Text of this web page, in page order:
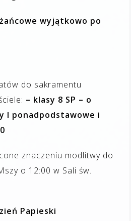
wyjątkowo po
do sakramentu
– klasy 8 SP – o
I ponadpodstawowe i
znaczeniu modlitwy do
o 12:00 w Sali św.
Papieski